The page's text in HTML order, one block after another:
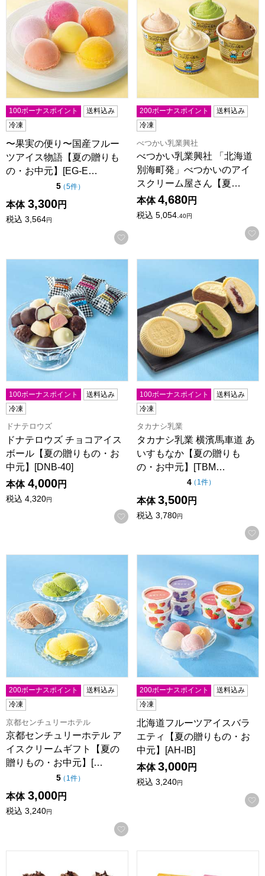
100ボーナスポイント
送料込み
冷凍
〜果実の便り〜国産フルー
ツアイス物語【夏の贈りも
の・お中元】[EG-E…
5点（5点満点中）
（5件の評価
）
本体 3,300円
税込 3,564円
お気に入りに登録する
200ボーナスポイント
送料込み
冷凍
べつかい乳業興社
べつかい乳業興社 「北海道
別海町発」べつかいのアイ
スクリーム屋さん【夏…
本体 4,680円
税込 5,054.40円
100ボーナスポイント
送料込み
冷凍
ドナテロウズ
ドナテロウズ チョコアイス
ボール【夏の贈りもの・お
中元】[DNB-40]
本体 4,000円
税込 4,320円
お気に入りに登録する
100ボーナスポイント
送料込み
冷凍
タカナシ乳業
タカナシ乳業 横濱馬車道 あ
いすもなか【夏の贈りも
の・お中元】[TBM…
4点（5点満点中）
（ 1件の評価
）
本体 3,500円
税込 3,780円
200ボーナスポイント
送料込み
冷凍
京都センチュリーホテル
京都センチュリーホテル ア
イスクリームギフト【夏の
贈りもの・お中元】[…
5点（5点満点中）
（ 1件の評価
）
本体 3,000円
税込 3,240円
お気に入りに登録する
200ボーナスポイント
送料込み
冷凍
北海道フルーツアイスバラ
エティ【夏の贈りもの・お
中元】[AH-IB]
本体 3,000円
税込 3,240円